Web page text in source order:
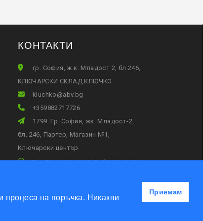
процеса на поръчка. Никакви
Приемам
КОНТАКТИ
гр. София, ж.к. Младост 2, бл.246,
КЛЮЧАРСКИ СКЛАД КЛЮЧКО
gb.vba@okhculk
+359882717726
1799. Гр. София, жк. Младост-2,
бл. 246, Партер, Магазин №1,
Ключарски център
Пон-Пет 9:00-18:45, Съб:9:00-13:00